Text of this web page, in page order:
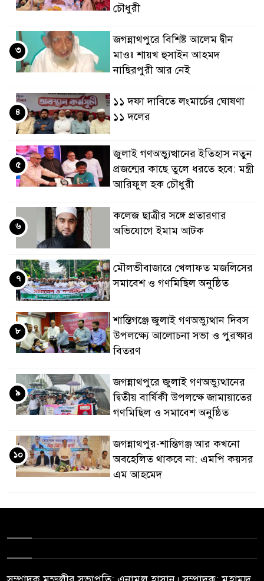
চৌধুরী
জগন্নাথপুরে বিশিষ্ট আলেম দ্বীন
মাওঃ শায়খ হুসাইন আহমদ
নাছিরপুরী আর নেই
৩
১১ দফা দাবিতে লংমার্চের ঘোষণা
১১ দলের
৪
জুলাই গণঅভ্যুত্থানের ইতিহাস নতুন
প্রজন্মের কাছে তুলে ধরতে হবে: মন্ত্রী
আরিফুল হক চৌধুরী
৫
কলেজ ছাত্রীর সঙ্গে প্রতারণার
অভিযোগে ইমাম আটক
৬
মৌলভীবাজারে খেলাফত মজলিসের
সমাবেশ ও গণমিছিল অনুষ্ঠিত
৭
শান্তিগঞ্জে জুলাই গণঅভ্যুত্থান দিবস
উপলক্ষ্যে আলোচনা সভা ও পুরষ্কার
বিতরণ
৮
জগন্নাথপুরে জুলাই গণঅভ্যুত্থানের
দ্বিতীয় বার্ষিকী উপলক্ষে জামায়াতের
গণমিছিল ও সমাবেশ অনুষ্ঠিত
৯
জগন্নাথপুর-শান্তিগঞ্জ আর কখনো
অবহেলিত থাকবে না: এমপি কয়সর
এম আহমেদ
১০